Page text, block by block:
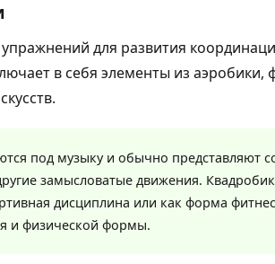
для развития
в себя элементы из аэробики,
под музыку и обычно представляют
замысловатые движения.
дисциплина или как форма
и физической формы.